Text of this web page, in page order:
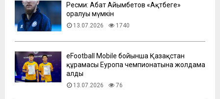
Ресми: Абат Айымбетов «Ақтөбеге»
оралуы мүмкін
13.07.2026 1740
eFootball Mobile бойынша Қазақстан
құрамасы Еуропа чемпионатына жолдама
алды
13.07.2026 76